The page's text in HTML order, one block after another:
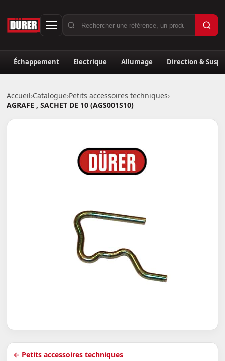
Échappement Electrique Allumage Direction &
Accueil›Catalogue›Petits accessoires techniques›
AGRAFE , SACHET DE 10 (AGS001S10)
← Petits accessoires techniques